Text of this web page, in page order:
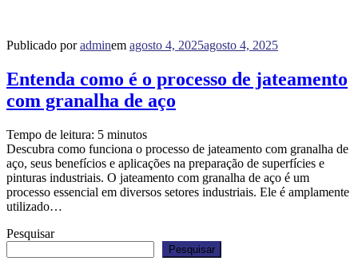
Publicado poradminem agosto 4, 2025agosto 4, 2025
Entenda como é o processo de jateamento
com granalha de aço
Tempo de leitura: 5 minutos
Descubra como funciona o processo de jateamento com granalha de
aço, seus benefícios e aplicações na preparação de superfícies e
pinturas industriais. O jateamento com granalha de aço é um
processo essencial em diversos setores industriais. Ele é amplamente
utilizado…
Pesquisar
Pesquisar